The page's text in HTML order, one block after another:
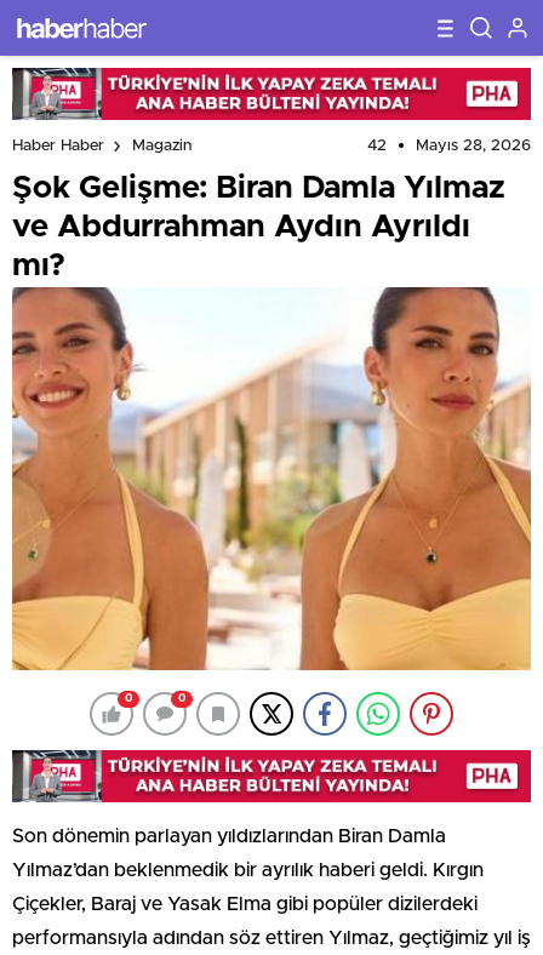
Haber Haber Magazin 42 Mayıs 28, 2026
Şok Gelişme: Biran Damla Yılmaz
ve Abdurrahman Aydın Ayrıldı
mı?
0 0
Son dönemin parlayan yıldızlarından Biran Damla
Yılmaz’dan beklenmedik bir ayrılık haberi geldi. Kırgın
Çiçekler, Baraj ve Yasak Elma gibi popüler dizilerdeki
performansıyla adından söz ettiren Yılmaz, geçtiğimiz yıl iş